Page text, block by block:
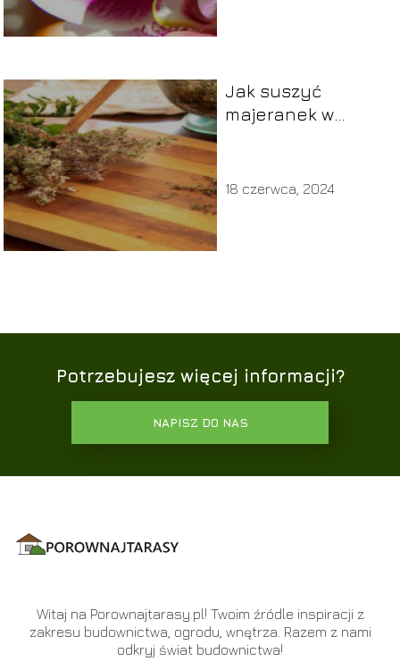
Jak suszyć
majeranek w
18 czerwca, 2024
Potrzebujesz więcej informacji?
NAPISZ DO NAS
Witaj na Porownajtarasy.pl! Twoim źródle inspiracji z
zakresu budownictwa, ogrodu, wnętrza. Razem z nami
odkryj świat budownictwa!